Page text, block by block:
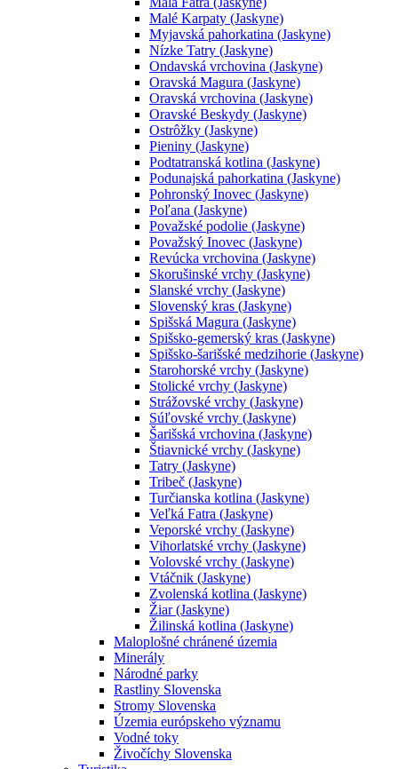
Malé Karpaty (Jaskyne)
Myjavská pahorkatina (Jaskyne)
Nízke Tatry (Jaskyne)
Ondavská vrchovina (Jaskyne)
Oravská Magura (Jaskyne)
Oravská vrchovina (Jaskyne)
Oravské Beskydy (Jaskyne)
Ostrôžky (Jaskyne)
Pieniny (Jaskyne)
Podtatranská kotlina (Jaskyne)
Podunajská pahorkatina (Jaskyne)
Pohronský Inovec (Jaskyne)
Poľana (Jaskyne)
Považské podolie (Jaskyne)
Považský Inovec (Jaskyne)
Revúcka vrchovina (Jaskyne)
Skorušinské vrchy (Jaskyne)
Slanské vrchy (Jaskyne)
Slovenský kras (Jaskyne)
Spišská Magura (Jaskyne)
Spišsko-gemerský kras (Jaskyne)
Spišsko-šarišské medzihorie (Jaskyne)
Starohorské vrchy (Jaskyne)
Stolické vrchy (Jaskyne)
Strážovské vrchy (Jaskyne)
Súľovské vrchy (Jaskyne)
Šarišská vrchovina (Jaskyne)
Štiavnické vrchy (Jaskyne)
Tatry (Jaskyne)
Tribeč (Jaskyne)
Turčianska kotlina (Jaskyne)
Veľká Fatra (Jaskyne)
Veporské vrchy (Jaskyne)
Vihorlatské vrchy (Jaskyne)
Volovské vrchy (Jaskyne)
Vtáčnik (Jaskyne)
Zvolenská kotlina (Jaskyne)
Žiar (Jaskyne)
Žilinská kotlina (Jaskyne)
Maloplošné chránené územia
Minerály
Národné parky
Rastliny Slovenska
Stromy Slovenska
Územia európskeho významu
Vodné toky
Živočíchy Slovenska